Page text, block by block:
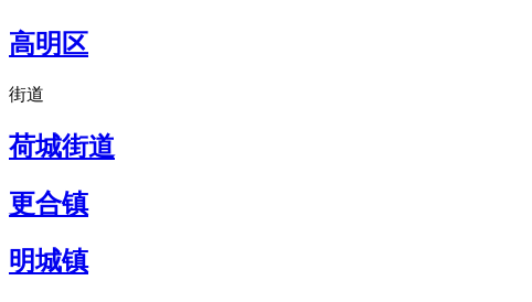
高明区
街道
荷城街道
更合镇
明城镇